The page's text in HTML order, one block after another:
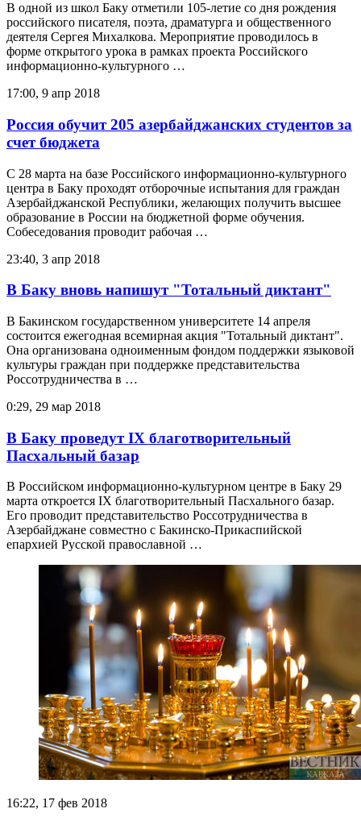
В одной из школ Баку отметили 105-летие со дня рождения
российского писателя, поэта, драматурга и общественного
деятеля Сергея Михалкова. Мероприятие проводилось в
форме открытого урока в рамках проекта Российского
информационно-культурного …
17:00, 9 апр 2018
Россия обучит 205 азербайджанских студентов за
счет бюджета
С 28 марта на базе Российского информационно-культурного
центра в Баку проходят отборочные испытания для граждан
Азербайджанской Республики, желающих получить высшее
образование в России на бюджетной форме обучения.
Собеседования проводит рабочая …
23:40, 3 апр 2018
В Баку вновь напишут "Тотальный диктант"
В Бакинском государственном университете 14 апреля
состоится ежегодная всемирная акция "Тотальный диктант".
Она организована одноименным фондом поддержки языковой
культуры граждан при поддержке представительства
Россотрудничества в …
0:29, 29 мар 2018
В Баку проведут IX благотворительный
Пасхальный базар
В Российском информационно-культурном центре в Баку 29
марта откроется IX благотворительный Пасхального базар.
Его проводит представительство Россотрудничества в
Азербайджане совместно с Бакинско-Прикаспийской
епархией Русской православной …
16:22, 17 фев 2018